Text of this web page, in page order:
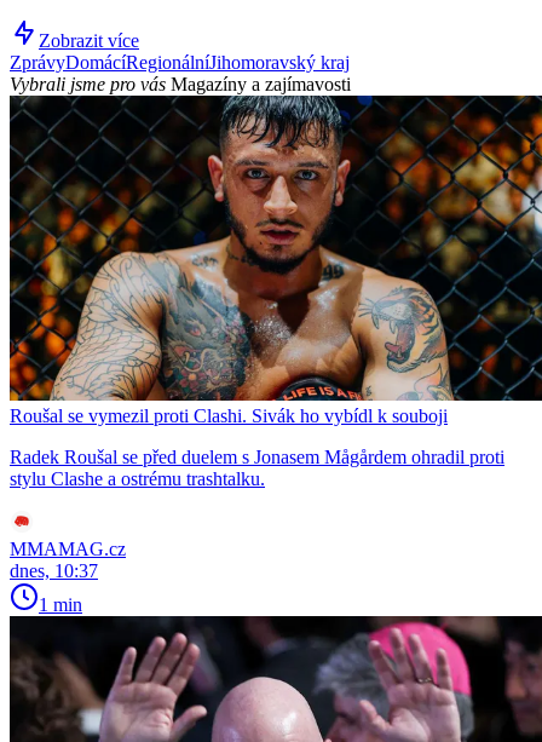
Zobrazit více
ZprávyDomácíRegionálníJihomoravský kraj
Vybrali jsme pro vás Magazíny a zajímavosti
Roušal se vymezil proti Clashi. Sivák ho vybídl k souboji
Radek Roušal se před duelem s Jonasem Mågårdem ohradil proti
stylu Clashe a ostrému trashtalku.
MMAMAG.cz
dnes, 10:37
1 min